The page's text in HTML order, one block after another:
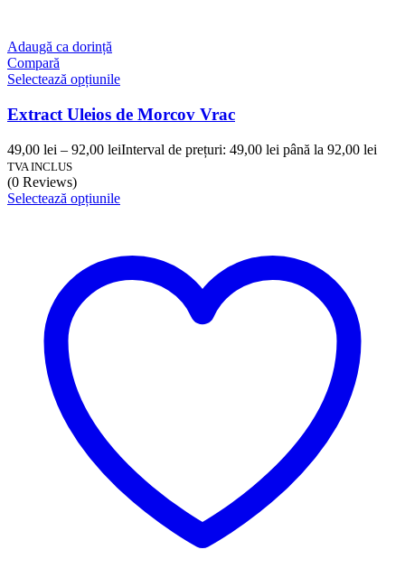
Adaugă ca dorință
Compară
Selectează opțiunile
Extract Uleios de Morcov Vrac
49,00 lei – 92,00 leiInterval de prețuri: 49,00 lei până la 92,00 lei
TVA INCLUS
(0 Reviews)
Selectează opțiunile